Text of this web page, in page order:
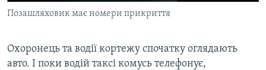
Позашляховик має номери прикриття
Охоронець та водії кортежу спочатку оглядають
авто. І поки водій таксі комусь телефонує,